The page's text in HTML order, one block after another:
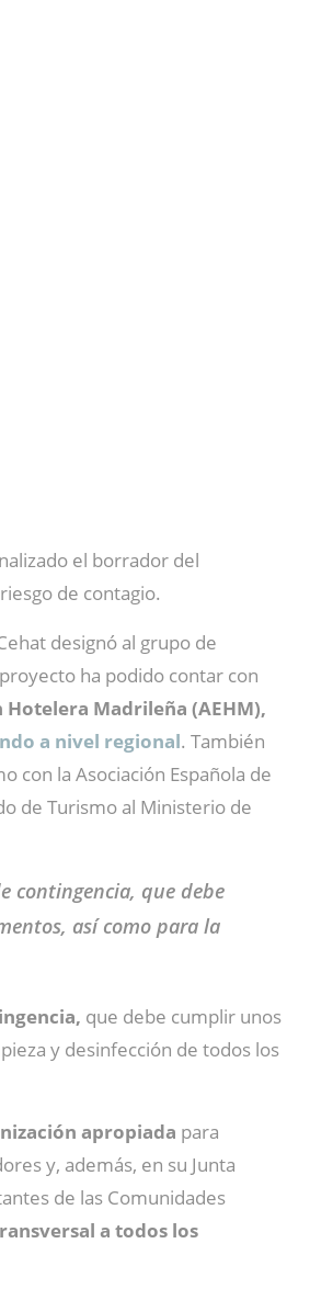
el borrador del
de contagio.
designó al grupo de
ha podido contar con
Hotelera Madrileña (AEHM),
a nivel regional. También
con la Asociación Española de
de Turismo al Ministerio de
contingencia, que debe
así como para la
que debe cumplir unos
y desinfección de todos los
apropiada para
y, además, en su Junta
de las Comunidades
a todos los